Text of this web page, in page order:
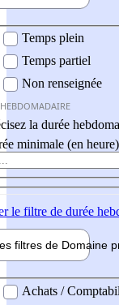
Temps plein
Temps partiel
Non renseignée
la durée
minimale (en heure)
le filtre de durée
filtres de Domaine
professionel
Achats /